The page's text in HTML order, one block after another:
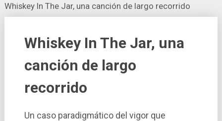
Whiskey In The Jar, una canción de largo recorrido
Whiskey In The Jar, una
canción de largo
recorrido
Un caso paradigmático del vigor que